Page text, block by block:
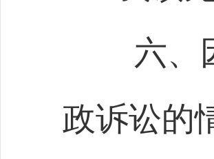
六、
政诉讼的